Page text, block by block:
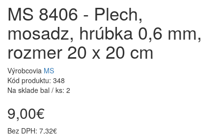
MS 8406 - Plech,
mosadz, hrúbka 0,6 mm,
rozmer 20 x 20 cm
Výrobcovia MS
Kód produktu: 348
Na sklade bal / ks: 2
9,00€
Bez DPH: 7,32€